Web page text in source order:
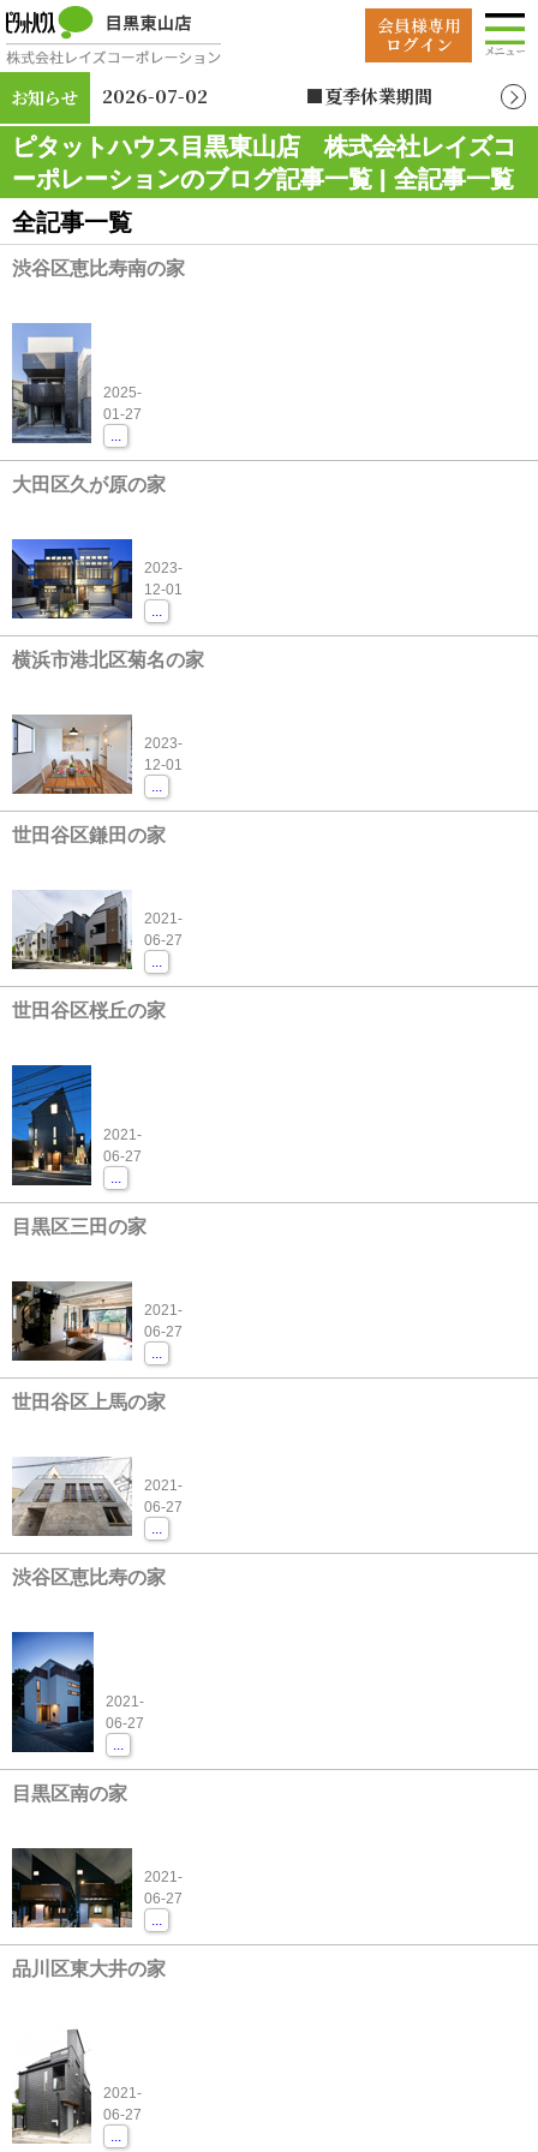
お知らせ 2026-07-02
■夏季休業期間
2026年8月12日（水）
～2026年8月19日
（水）
ピタットハウス目黒東山店 株式会社レイズコ
ーポレーションのブログ記事一覧 | 全記事一覧
全記事一覧
渋谷区恵比寿南の家
2025-
01-27
...
大田区久が原の家
2023-
12-01
...
横浜市港北区菊名の家
2023-
12-01
...
世田谷区鎌田の家
2021-
06-27
...
世田谷区桜丘の家
2021-
06-27
...
目黒区三田の家
2021-
06-27
...
世田谷区上馬の家
2021-
06-27
...
渋谷区恵比寿の家
2021-
06-27
...
目黒区南の家
2021-
06-27
...
品川区東大井の家
2021-
06-27
...